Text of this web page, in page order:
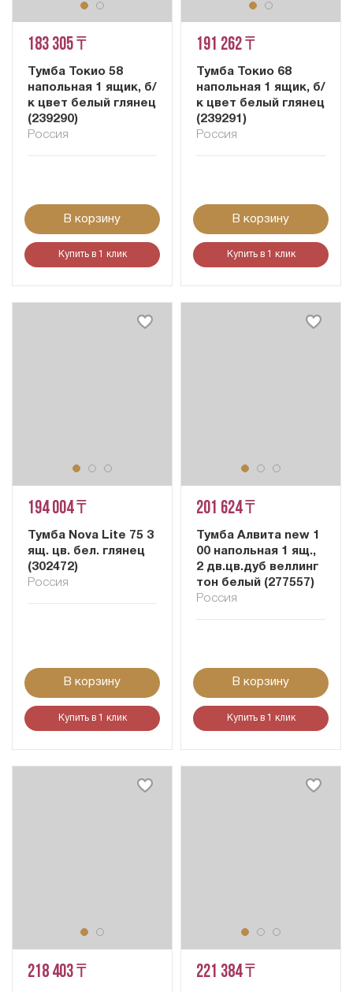
183 305 ₸
Тумба Токио 58
напольная 1 ящик, б/
к цвет белый глянец
(239290)
Россия
В корзину
Купить в 1 клик
191 262 ₸
Тумба Токио 68
напольная 1 ящик, б/
к цвет белый глянец
(239291)
Россия
В корзину
Купить в 1 клик
194 004 ₸
Тумба Nova Lite 75 3
ящ. цв. бел. глянец
(302472)
Россия
В корзину
Купить в 1 клик
201 624 ₸
Тумба Алвита new 1
00 напольная 1 ящ.,
2 дв.цв.дуб веллинг
тон белый (277557)
Россия
В корзину
Купить в 1 клик
218 403 ₸ 221 384 ₸